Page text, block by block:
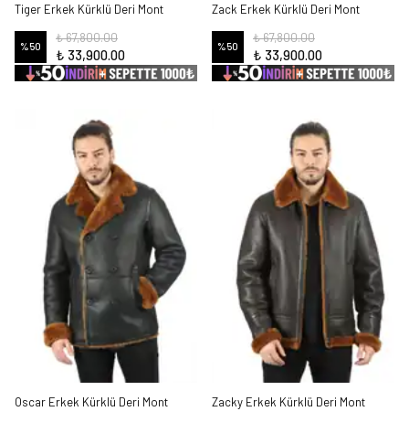
Tiger Erkek Kürklü Deri Mont
%50
₺ 67,800.00
₺ 33,900.00
Zack Erkek Kürklü Deri Mont
%50
₺ 67,800.00
₺ 33,900.00
Oscar Erkek Kürklü Deri Mont Zacky Erkek Kürklü Deri Mont